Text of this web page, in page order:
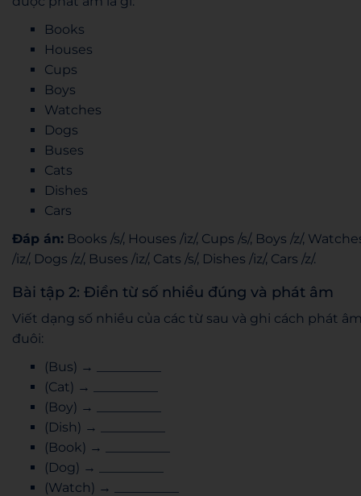
Books
Houses
Cups
Boys
Watches
Dogs
Buses
Cats
Dishes
Cars
Đáp án: Books /s/, Houses /iz/, Cups /s/, Boys /z/,
/iz/, Dogs /z/, Buses /iz/, Cats /s/, Dishes /iz/, Cars /z/.
Bài tập 2: Điền từ số nhiều đúng và phát âm
Viết dạng số nhiều của các từ sau và ghi cách phát
đuôi:
(Bus) → __________
(Cat) → __________
(Boy) → __________
(Dish) → __________
(Book) → __________
(Dog) → __________
(Watch) → __________